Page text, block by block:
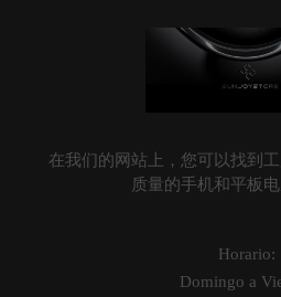
在我们的网站上，您可以找到
质量的手机和平板电
Horario:
Domingo a